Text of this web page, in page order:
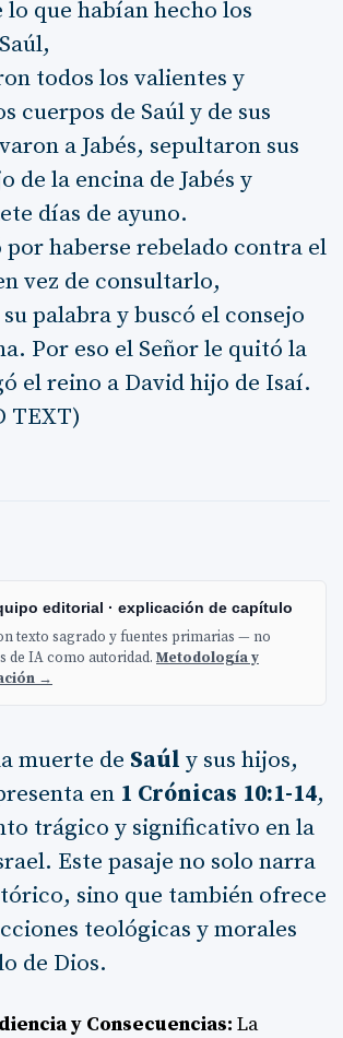
que habían hecho los
todos los valientes y
cuerpos de Saúl y de sus
a Jabés, sepultaron sus
de la encina de Jabés y
días de ayuno.
por haberse rebelado contra el
vez de consultarlo,
palabra y buscó el consejo
Por eso el Señor le quitó la
el reino a David hijo de Isaí.
TEXT)
editorial · explicación de capítulo
texto sagrado y fuentes primarias — no
de IA como autoridad.Metodología y
→
muerte de Saúl y sus hijos,
en 1 Crónicas 10:1-14,
trágico y significativo en la
Este pasaje no solo narra
sino que también ofrece
teológicas y morales
de Dios.
y Consecuencias: La